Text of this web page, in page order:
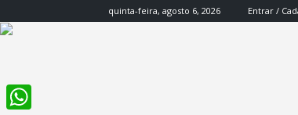
quinta-feira, agosto 6, 2026 Entrar /